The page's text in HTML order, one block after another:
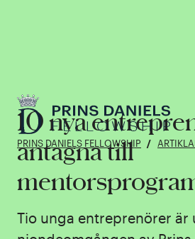
PRINS DANIELS FELLOWSHIP
10 nya
antagna till
Tio unga entreprenörer är